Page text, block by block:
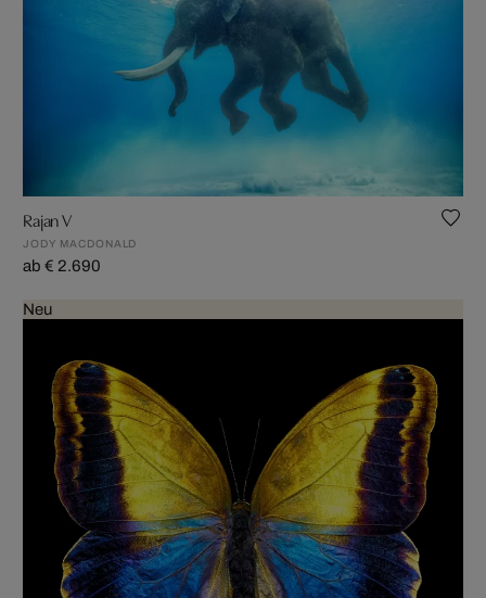
Rajan V
JODY MACDONALD
ab € 2.690
Neu